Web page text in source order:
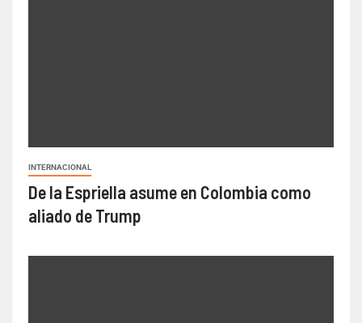
INTERNACIONAL
De la Espriella asume en Colombia como
aliado de Trump